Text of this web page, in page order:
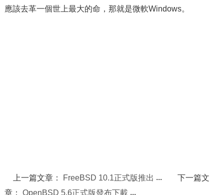
應該去革一個世上最大的命，那就是微軟Windows。
上一篇文章： FreeBSD 10.1正式版推出
下一篇文
章： OpenBSD 5.6正式版發布下載